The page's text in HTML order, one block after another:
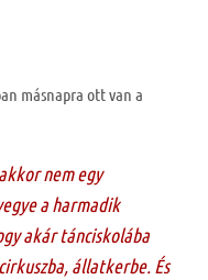
másnapra ott van a
nem egy
a harmadik
akár tánciskolába
állatkerbe. És